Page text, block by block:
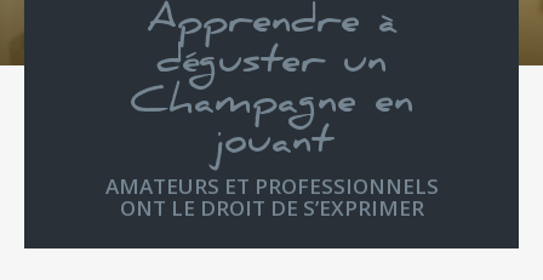
Apprendre à
déguster un
Champagne en
jouant
AMATEURS ET PROFESSIONNELS
ONT LE DROIT DE S’EXPRIMER